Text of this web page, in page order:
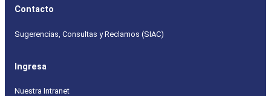
Contacto
Sugerencias, Consultas y Reclamos (SIAC)
Ingresa
Nuestra Intranet